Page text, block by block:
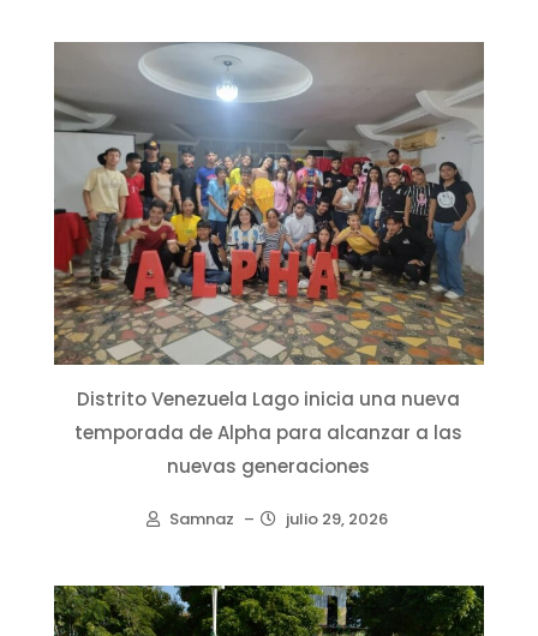
Distrito Venezuela Lago inicia una nueva
temporada de Alpha para alcanzar a las
nuevas generaciones
Samnaz – julio 29, 2026